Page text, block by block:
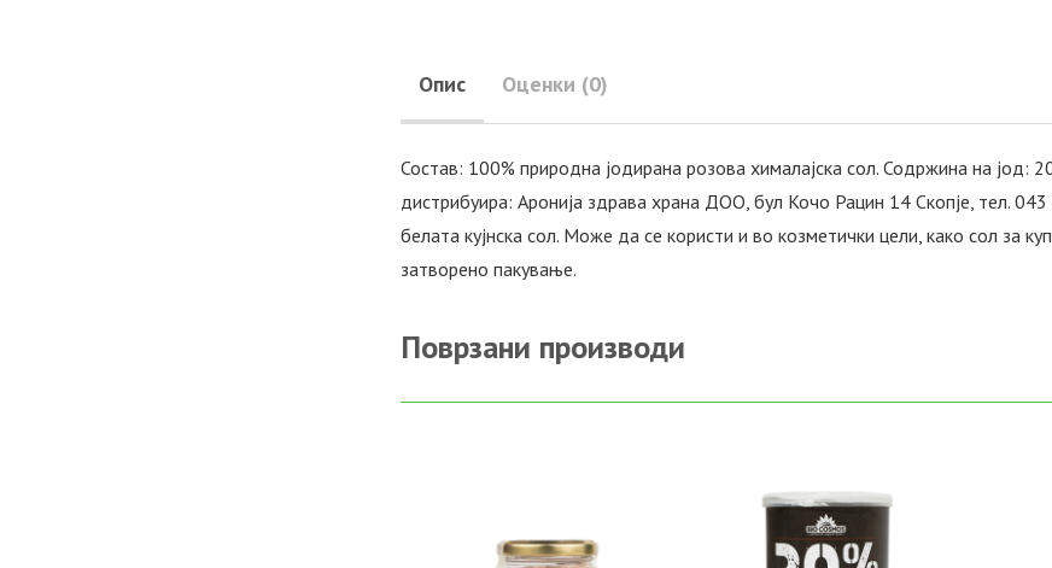
Опис Оценки (0)
Состав: 100% природна јодирана розова хималајска сол. Содржина на јод:
дистрибуира: Аронија здрава храна ДОО, бул Кочо Рацин 14 Скопје, тел.
белата кујнска сол. Може да се користи и во козметички цели, како сол за
затворено пакување.
Поврзани производи